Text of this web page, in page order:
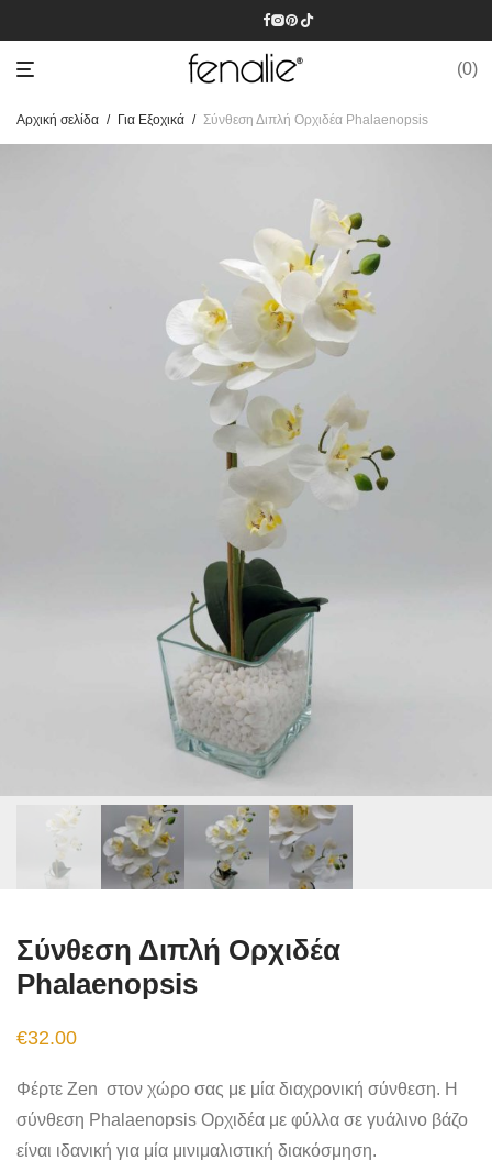
0
Αρχική σελίδα / Για Εξοχικά / Σύνθεση Διπλή Ορχιδέα Phalaenopsis
Σύνθεση Διπλή Ορχιδέα
Phalaenopsis
€32.00
Φέρτε Zen στον χώρο σας με μία διαχρονική σύνθεση. Η
σύνθεση Phalaenopsis Ορχιδέα με φύλλα σε γυάλινο βάζο
είναι ιδανική για μία μινιμαλιστική διακόσμηση.